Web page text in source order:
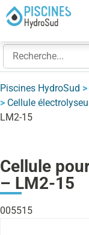
Piscines HydroSud >
> Cellule
LM2-15
Cellule
– LM2-15
005515